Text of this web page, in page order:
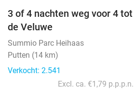
3 of 4 nachten weg voor 4
de Veluwe
Summio Parc Heihaas
Putten (14 km)
Verkocht: 2.541
Excl. ca. €1,79